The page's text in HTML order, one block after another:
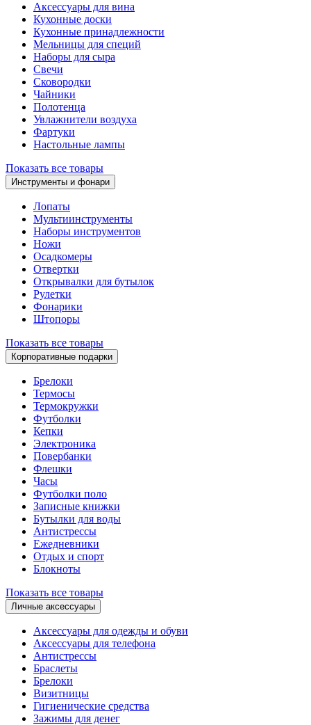
Аксессуары для вина
Кухонные доски
Кухонные принадлежности
Мельницы для специй
Наборы для сыра
Свечи
Сковородки
Чайники
Полотенца
Увлажнители воздуха
Фартуки
Настольные лампы
Показать все товары
Инструменты и фонари
Лопаты
Мультиинструменты
Наборы инструментов
Ножи
Осадкомеры
Отвертки
Открывалки для бутылок
Рулетки
Фонарики
Штопоры
Показать все товары
Корпоративные подарки
Брелоки
Термосы
Термокружки
Футболки
Кепки
Электроника
Повербанки
Флешки
Часы
Футболки поло
Записные книжки
Бутылки для воды
Антистрессы
Ежедневники
Отдых и спорт
Блокноты
Показать все товары
Личные аксессуары
Аксессуары для одежды и обуви
Аксессуары для телефона
Антистрессы
Браслеты
Брелоки
Визитницы
Гигиенические средства
Зажимы для денег